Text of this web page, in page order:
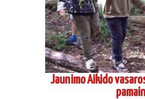
Jaunimo Aikido